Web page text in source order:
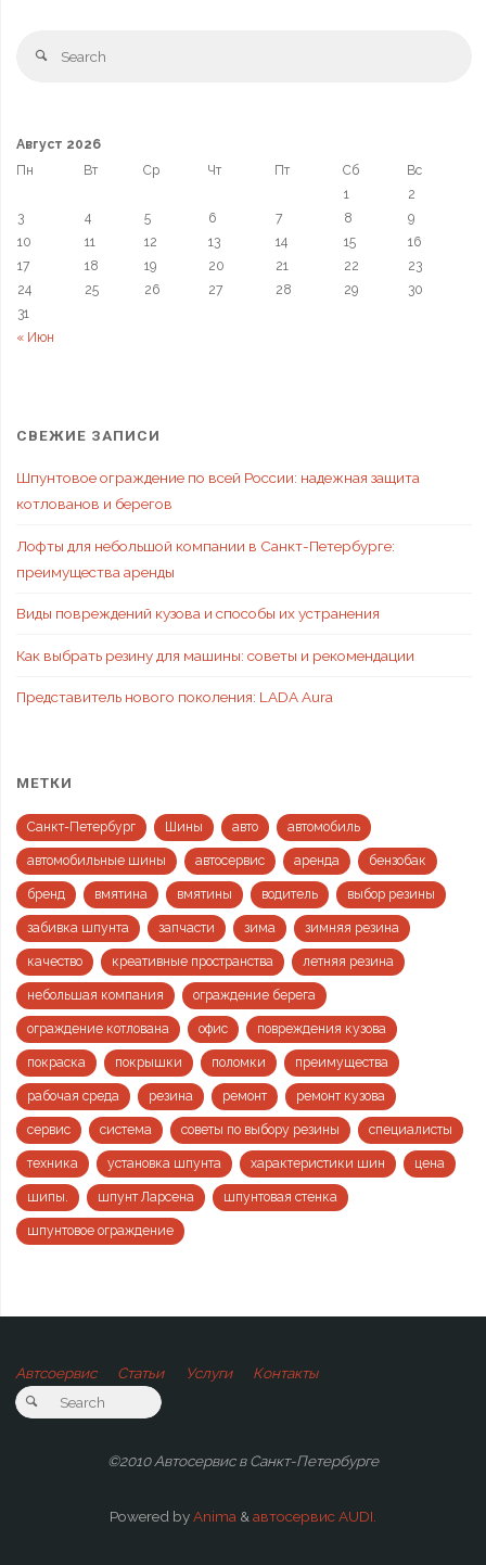
Август 2026
Пн
Вт Ср Чт Пт Сб Вс
« Июн
1
2
3
4 5 6 7 8
9
10
11 12 13 14 15
16
17
18 19 20 21 22
23
24
25 26 27 28 29
30
31
СВЕЖИЕ ЗАПИСИ
Шпунтовое ограждение по всей России: надежная защита
котлованов и берегов
Лофты для небольшой компании в Санкт-Петербурге:
преимущества аренды
Виды повреждений кузова и способы их устранения
Как выбрать резину для машины: советы и рекомендации
Представитель нового поколения: LADA Aura
МЕТКИ
Санкт-Петербург Шины авто автомобиль
автомобильные шины автосервис аренда бензобак
бренд вмятина вмятины водитель выбор резины
забивка шпунта запчасти зима зимняя резина
качество креативные пространства летняя резина
небольшая компания ограждение берега
ограждение котлована офис повреждения кузова
покраска покрышки поломки преимущества
рабочая среда резина ремонт ремонт кузова
сервис система советы по выбору резины специалисты
техника установка шпунта характеристики шин цена
шипы. шпунт Ларсена шпунтовая стенка
шпунтовое ограждение
Автсоервис Статьи Услуги Контакты
©2010 Автосервис в Санкт-Петербурге
Powered byAnima & автосервис AUDI.